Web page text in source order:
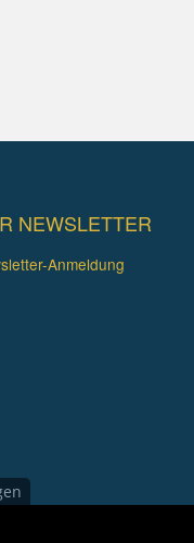
NEWSLETTER
Anmeldung